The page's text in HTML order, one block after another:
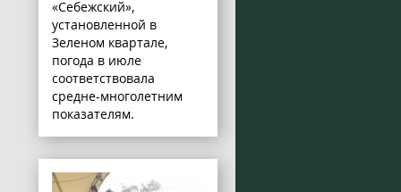
«Себежский»,
установленной в
Зеленом квартале,
погода в июле
соответствовала
средне-многолетним
показателям.